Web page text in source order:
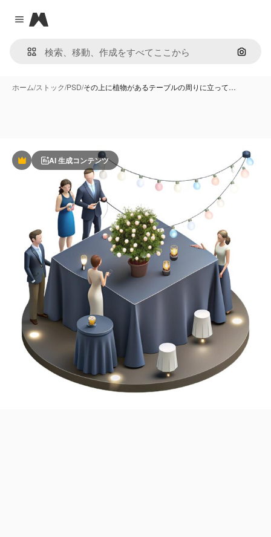
Close menu
Magnific
画像で
ホーム/ストック/PSD/その上に植物があるテーブルの周りに立って…
PremiumAI 生成コンテンツ